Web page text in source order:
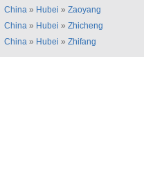
China » Hubei » Zaoyang
China » Hubei » Zhicheng
China » Hubei » Zhifang